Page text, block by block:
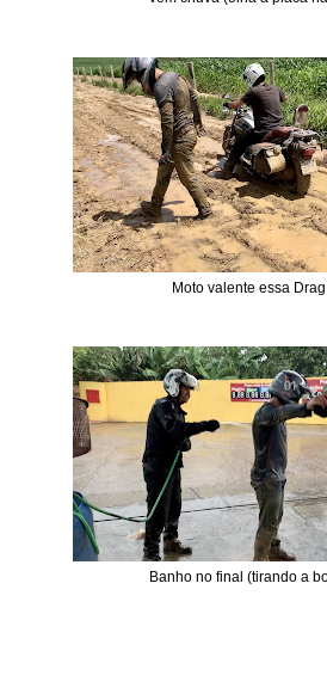
Moto valente essa
Banho no final (tirando a